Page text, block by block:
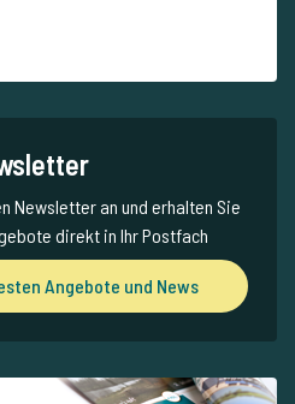
Newsletter an und erhalten Sie
direkt in Ihr Postfach
Angebote und News